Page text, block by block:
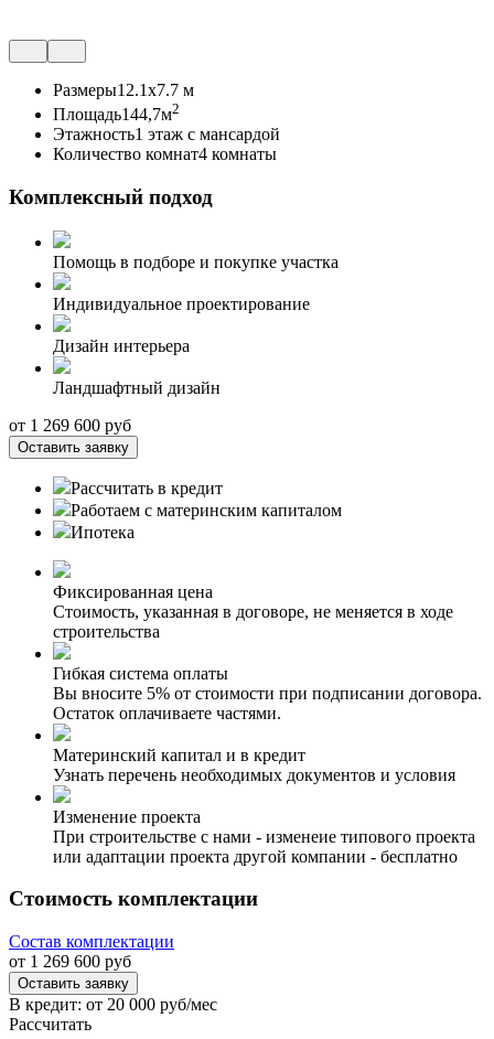
Размеры12.1x7.7 м
Площадь144,7м2
Этажность1 этаж с мансардой
Количество комнат4 комнаты
Комплексный подход
Помощь в подборе и покупке участка
Индивидуальное проектирование
Дизайн интерьера
Ландшафтный дизайн
от 1 269 600 руб
Оставить заявку
Рассчитать в кредит
Работаем с материнским капиталом
Ипотека
Фиксированная цена
Стоимость, указанная в договоре, не меняется в ходе
строительства
Гибкая система оплаты
Вы вносите 5% от стоимости при подписании договора.
Остаток оплачиваете частями.
Материнский капитал и в кредит
Узнать перечень необходимых документов и условия
Изменение проекта
При строительстве с нами - изменеие типового проекта
или адаптации проекта другой компании - бесплатно
Стоимость комплектации
Состав комплектации
от 1 269 600 руб
Оставить заявку
В кредит: от 20 000 руб/мес
Рассчитать